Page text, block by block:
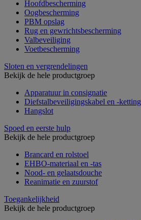
Hoofdbescherming
Oogbescherming
PBM opslag
Rug en gewrichtsbescherming
Valbeveiliging
Voetbescherming
Sloten en vergrendelingen
Bekijk de hele productgroep
Apparatuur in consignatie
Diefstalbeveiligingskabel en -ketting
Hangslot
Spoed en eerste hulp
Bekijk de hele productgroep
Brancard en rolstoel
EHBO-materiaal en -tas
Nood- en gelaatsdouche
Reanimatie en zuurstof
Toegankelijkheid
Bekijk de hele productgroep